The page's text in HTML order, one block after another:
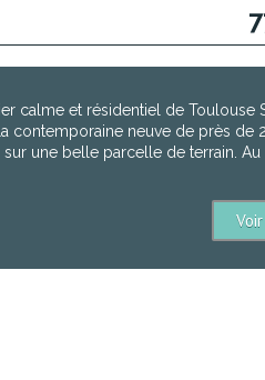
calme et résidentiel de Toulouse
contemporaine neuve de près de
une belle parcelle de terrain. Au